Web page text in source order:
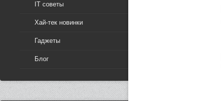
IT советы
Хай-тек новинки
Гаджеты
Блог